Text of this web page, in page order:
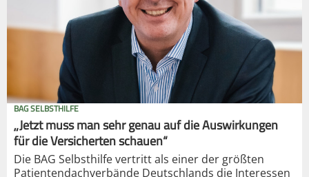
BAG SELBSTHILFE
„Jetzt muss man sehr genau auf die Auswirkungen
für die Versicherten schauen“
Die BAG Selbsthilfe vertritt als einer der größten
Patientendachverbände Deutschlands die Interessen